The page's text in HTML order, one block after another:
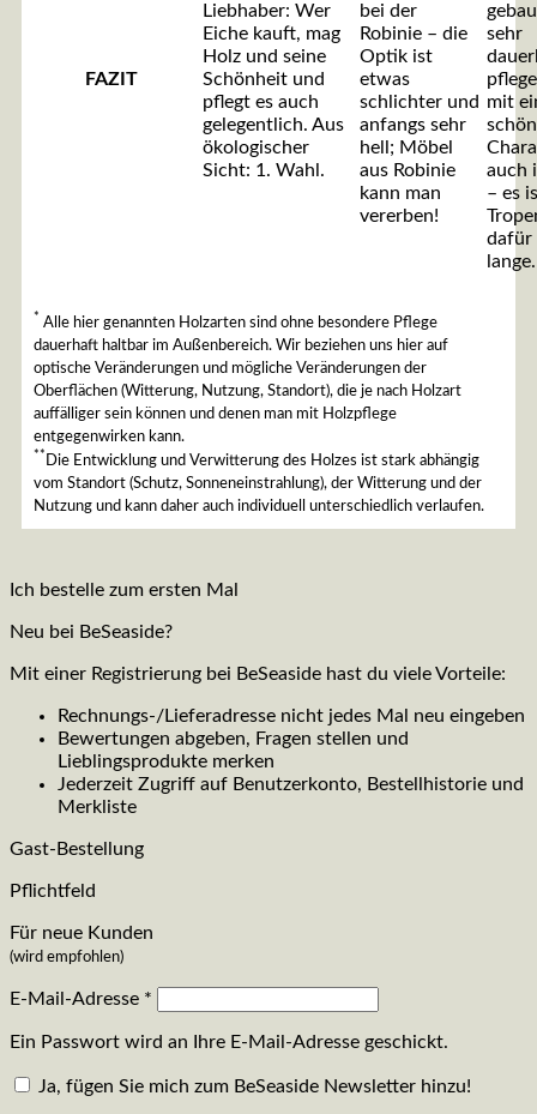
FAZIT
Liebhaber: Wer
Eiche kauft, mag
Holz und seine
Schönheit und
pflegt es auch
gelegentlich. Aus
ökologischer
Sicht: 1. Wahl.
bei der
Robinie – die
Optik ist
etwas
schlichter und
anfangs sehr
hell; Möbel
aus Robinie
kann man
vererben!
sehr
mit
auch
– es
dafür
lange.
* Alle hier genannten Holzarten sind ohne besondere Pflege
dauerhaft haltbar im Außenbereich. Wir beziehen uns hier auf
optische Veränderungen und mögliche Veränderungen der
Oberflächen (Witterung, Nutzung, Standort), die je nach Holzart
auffälliger sein können und denen man mit Holzpflege
entgegenwirken kann.
** Die Entwicklung und Verwitterung des Holzes ist stark abhängig
vom Standort (Schutz, Sonneneinstrahlung), der Witterung und der
Nutzung und kann daher auch individuell unterschiedlich verlaufen.
Ich bestelle zum ersten Mal
Neu bei BeSeaside?
Mit einer Registrierung bei BeSeaside hast du viele Vorteile:
Rechnungs-/Lieferadresse nicht jedes Mal neu eingeben
Bewertungen abgeben, Fragen stellen und
Lieblingsprodukte merken
Jederzeit Zugriff auf Benutzerkonto, Bestellhistorie und
Merkliste
Gast-Bestellung
Pflichtfeld
Für neue Kunden
(wird empfohlen)
E-Mail-Adresse *
Ein Passwort wird an Ihre E-Mail-Adresse geschickt.
Ja, fügen Sie mich zum BeSeaside Newsletter hinzu!